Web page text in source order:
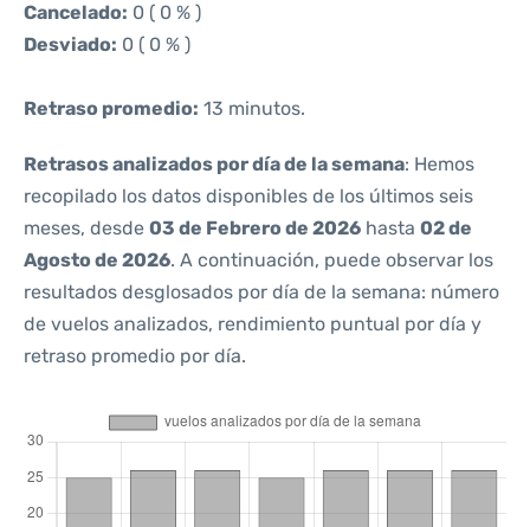
Cancelado: 0 ( 0 % )
Desviado: 0 ( 0 % )
Retraso promedio: 13 minutos.
Retrasos analizados por día de la semana: Hemos
recopilado los datos disponibles de los últimos seis
meses, desde 03 de Febrero de 2026 hasta 02 de
Agosto de 2026. A continuación, puede observar los
resultados desglosados por día de la semana: número
de vuelos analizados, rendimiento puntual por día y
retraso promedio por día.